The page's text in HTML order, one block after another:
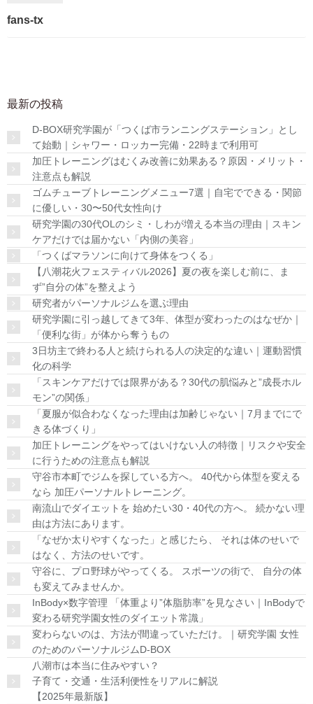
fans-tx
最新の投稿
D-BOX研究学園が「つくば市ランニングステーション」とし
て始動｜シャワー・ロッカー完備・22時まで利用可
加圧トレーニングはむくみ改善に効果ある？原因・メリット・
注意点も解説
ゴムチューブトレーニングメニュー7選｜自宅でできる・関節
に優しい・30〜50代女性向け
研究学園の30代OLのシミ・しわが増える本当の理由｜スキン
ケアだけでは届かない「内側の美容」
「つくばマラソンに向けて身体をつくる」
【八潮花火フェスティバル2026】夏の夜を楽しむ前に、ま
ず”自分の体”を整えよう
研究者がパーソナルジムを選ぶ理由
研究学園に引っ越してきて3年、体型が変わったのはなぜか｜
「便利な街」が体から奪うもの
3日坊主で終わる人と続けられる人の決定的な違い｜運動習慣
化の科学
「スキンケアだけでは限界がある？30代の肌悩みと”成長ホル
モン”の関係」
「夏服が似合わなくなった理由は加齢じゃない｜7月までにで
きる体づくり」
加圧トレーニングをやってはいけない人の特徴｜リスクや安全
に行うための注意点も解説
守谷市本町でジムを探している方へ。 40代から体型を変える
なら 加圧パーソナルトレーニング。
南流山でダイエットを 始めたい30・40代の方へ。 続かない理
由は方法にあります。
「なぜか太りやすくなった」と感じたら、 それは体のせいで
はなく、方法のせいです。
守谷に、プロ野球がやってくる。 スポーツの街で、 自分の体
も変えてみませんか。
InBody×数字管理 「体重より”体脂肪率”を見なさい｜InBodyで
変わる研究学園女性のダイエット常識」
変わらないのは、方法が間違っていただけ。｜研究学園 女性
のためのパーソナルジムD-BOX
八潮市は本当に住みやすい？
子育て・交通・生活利便性をリアルに解説
【2025年最新版】